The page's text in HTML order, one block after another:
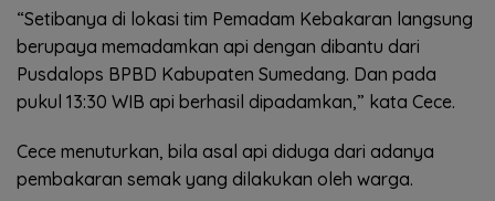
“Setibanya di lokasi tim Pemadam Kebakaran langsung
berupaya memadamkan api dengan dibantu dari
Pusdalops BPBD Kabupaten Sumedang. Dan pada
pukul 13:30 WIB api berhasil dipadamkan,” kata Cece.
Cece menuturkan, bila asal api diduga dari adanya
pembakaran semak yang dilakukan oleh warga.